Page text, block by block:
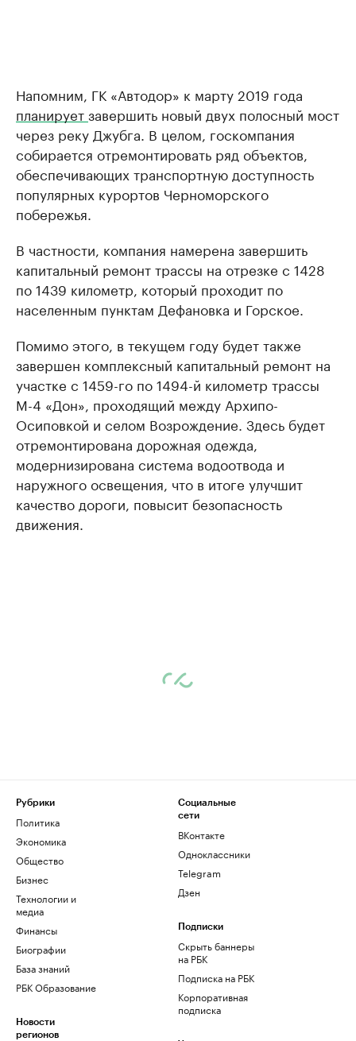
Напомним, ГК «Автодор» к марту 2019 года
планируетзавершить новый двух полосный мост
через реку Джубга. В целом, госкомпания
собирается отремонтировать ряд объектов,
обеспечивающих транспортную доступность
популярных курортов Черноморского
побережья.
В частности, компания намерена завершить
капитальный ремонт трассы на отрезке с 1428
по 1439 километр, который проходит по
населенным пунктам Дефановка и Горское.
Помимо этого, в текущем году будет также
завершен комплексный капитальный ремонт на
участке с 1459-го по 1494-й километр трассы
М-4 «Дон», проходящий между Архипо-
Осиповкой и селом Возрождение. Здесь будет
отремонтирована дорожная одежда,
модернизирована система водоотвода и
наружного освещения, что в итоге улучшит
качество дороги, повысит безопасность
движения.
Рубрики
Политика
Экономика
Общество
Бизнес
Технологии и
медиа
Финансы
Биографии
База знаний
РБК Образование
Новости
регионов
Социальные
сети
ВКонтакте
Одноклассники
Telegram
Дзен
Подписки
Скрыть баннеры
на РБК
Подписка на РБК
Корпоративная
подписка